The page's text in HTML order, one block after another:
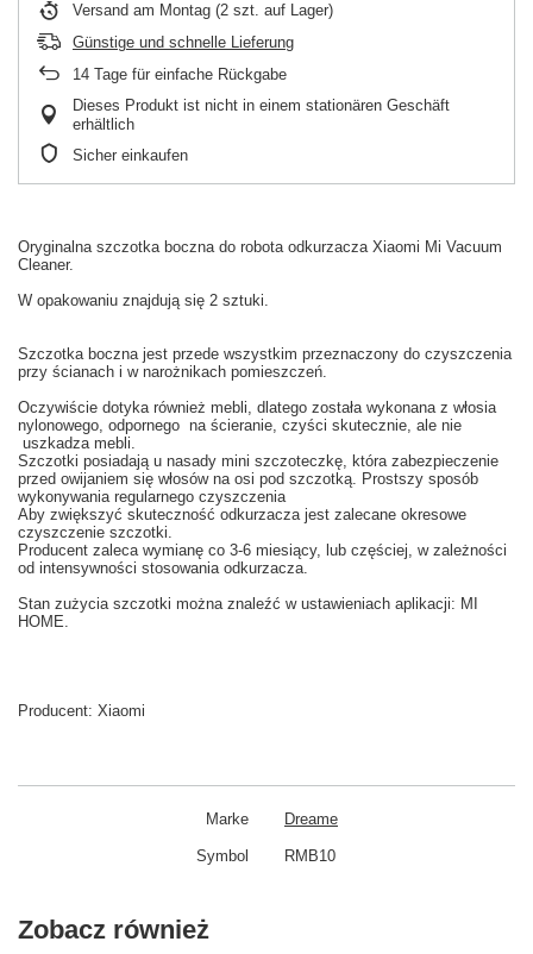
Versand am Montag (2 szt. auf Lager)
Günstige und schnelle Lieferung
14 Tage für einfache Rückgabe
Dieses Produkt ist nicht in einem stationären Geschäft
erhältlich
Sicher einkaufen
Oryginalna szczotka boczna do robota odkurzacza Xiaomi Mi Vacuum
Cleaner.
W opakowaniu znajdują się 2 sztuki.
Szczotka boczna jest przede wszystkim przeznaczony do czyszczenia
przy ścianach i w narożnikach pomieszczeń.
Oczywiście dotyka również mebli, dlatego została wykonana z włosia
nylonowego, odpornego na ścieranie, czyści skutecznie, ale nie
uszkadza mebli.
Szczotki posiadają u nasady mini szczoteczkę, którazabezpieczenie
przed owijaniem się włosów na osi pod szczotką. Prostszy sposób
wykonywania regularnego czyszczenia
Aby zwiększyć skuteczność odkurzacza jest zalecane okresowe
czyszczenie szczotki.
Producent zaleca wymianę co 3-6 miesiący, lub częściej, w zależności
od intensywności stosowania odkurzacza.
Stan zużycia szczotki można znaleźć w ustawieniach aplikacji: MI
HOME.
Producent: Xiaomi
Marke Dreame
Symbol RMB10
Zobacz również